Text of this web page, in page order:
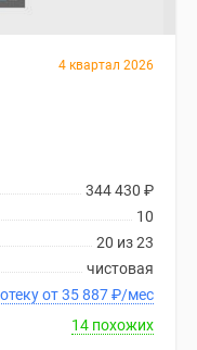
4 квартал 2026
344 430 ₽
10
20 из 23
чистовая
В ипотеку от 35 887₽/мес
14 похожих